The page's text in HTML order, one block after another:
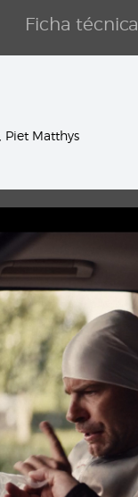
Ficha técnica
Piet Matthys